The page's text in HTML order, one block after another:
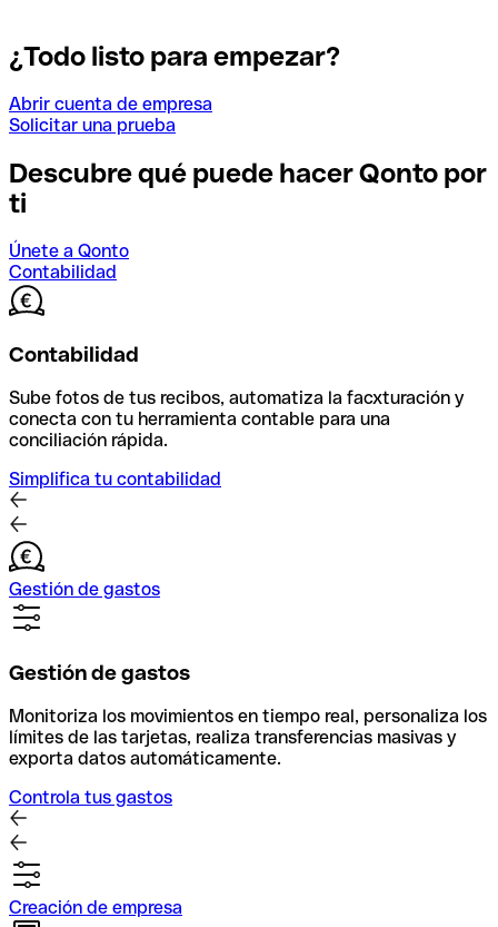
¿Todo listo para empezar?
Abrir cuenta de empresa
Solicitar una prueba
Descubre qué puede hacer Qonto por
ti
Únete a Qonto
Contabilidad
Contabilidad
Sube fotos de tus recibos, automatiza la facxturación y
conecta con tu herramienta contable para una
conciliación rápida.
Simplifica tu contabilidad
Gestión de gastos
Gestión de gastos
Monitoriza los movimientos en tiempo real, personaliza los
límites de las tarjetas, realiza transferencias masivas y
exporta datos automáticamente.
Controla tus gastos
Creación de empresa